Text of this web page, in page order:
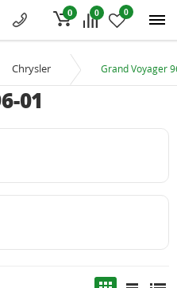
0 0
0
Chrysler Grand Voyager
01